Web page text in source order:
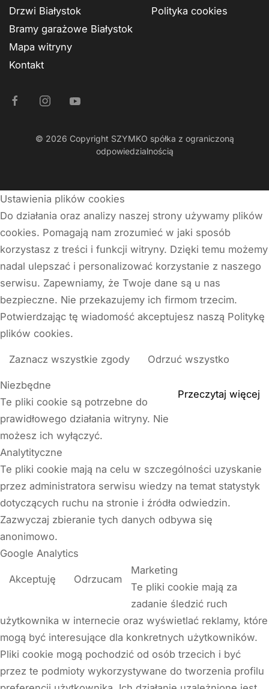
Drzwi Białystok
Bramy garażowe Białystok
Mapa witryny
Kontakt
Polityka cookies
© 2026 Copyright SZYMKO spółka z ograniczoną
odpowiedzialnością
Ustawienia plików cookies
Do działania oraz analizy naszej strony używamy plików
cookies. Pomagają nam zrozumieć w jaki sposób
korzystasz z treści i funkcji witryny. Dzięki temu możemy
nadal ulepszać i personalizować korzystanie z naszego
serwisu. Zapewniamy, że Twoje dane są u nas
bezpieczne. Nie przekazujemy ich firmom trzecim.
Potwierdzając tę wiadomość akceptujesz naszą Politykę
plików cookies.
Zaznacz wszystkie zgody Odrzuć wszystko
Przeczytaj więcej
Niezbędne
Te pliki cookie są potrzebne do
prawidłowego działania witryny. Nie
możesz ich wyłączyć.
Analytityczne
Te pliki cookie mają na celu w szczególności uzyskanie
przez administratora serwisu wiedzy na temat statystyk
dotyczących ruchu na stronie i źródła odwiedzin.
Zazwyczaj zbieranie tych danych odbywa się
anonimowo.
Google Analytics
Akceptuję Odrzucam
Marketing
Te pliki cookie mają za
zadanie śledzić ruch
użytkownika w internecie oraz wyświetlać reklamy, które
mogą być interesujące dla konkretnych użytkowników.
Pliki cookie mogą pochodzić od osób trzecich i być
przez te podmioty wykorzystywane do tworzenia profilu